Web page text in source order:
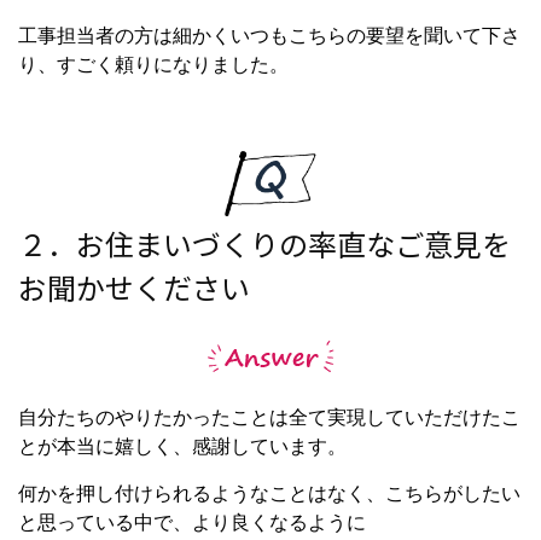
工事担当者の方は細かくいつもこちらの要望を聞いて下さ
り、すごく頼りになりました。
２．お住まいづくりの率直なご意見を
お聞かせください
自分たちのやりたかったことは全て実現していただけたこ
とが本当に嬉しく、感謝しています。
何かを押し付けられるようなことはなく、こちらがしたい
と思っている中で、より良くなるように